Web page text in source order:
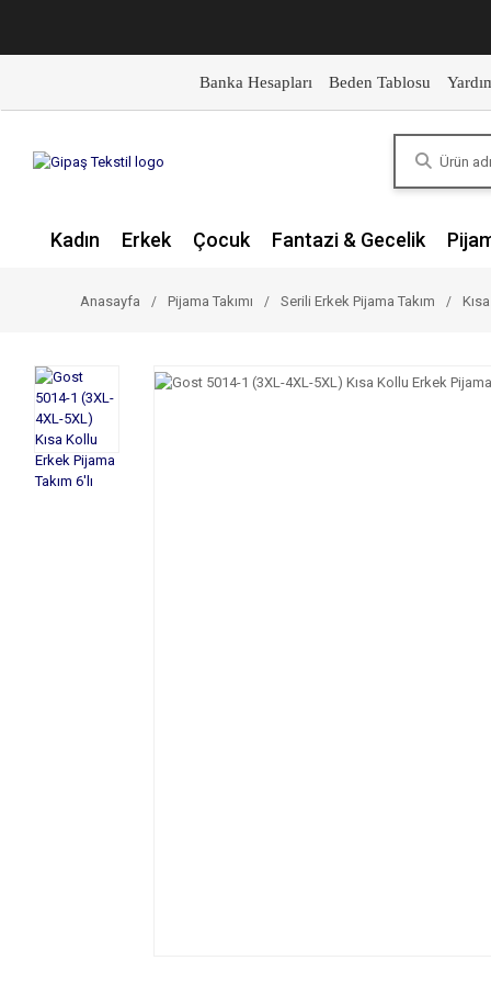
Banka Hesapları Beden Tablosu
Kadın Erkek Çocuk Fantazi & Gecelik
Anasayfa Pijama Takımı Serili Erkek Pijama Takım